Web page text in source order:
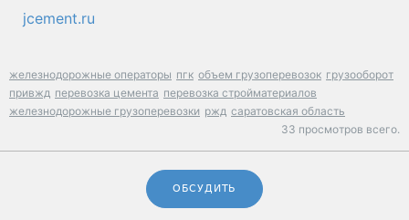
jcement.ru
железнодорожные операторы пгк объем грузоперевозок грузооборот
привжд перевозка цемента перевозка стройматериалов
железнодорожные грузоперевозки ржд саратовская область
33 просмотров всего.
ОБСУДИТЬ